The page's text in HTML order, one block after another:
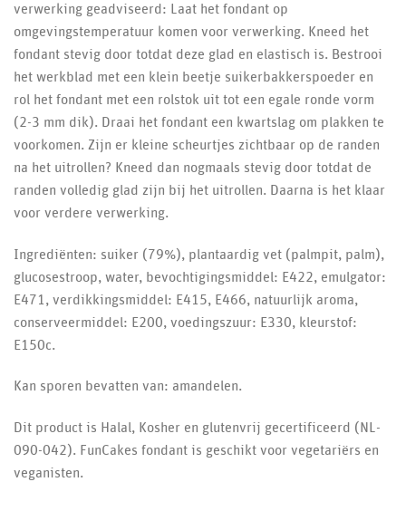
verwerking geadviseerd: Laat het fondant op
omgevingstemperatuur komen voor verwerking. Kneed het
fondant stevig door totdat deze glad en elastisch is. Bestrooi
het werkblad met een klein beetje suikerbakkerspoeder en
rol het fondant met een rolstok uit tot een egale ronde vorm
(2-3 mm dik). Draai het fondant een kwartslag om plakken te
voorkomen. Zijn er kleine scheurtjes zichtbaar op de randen
na het uitrollen? Kneed dan nogmaals stevig door totdat de
randen volledig glad zijn bij het uitrollen. Daarna is het klaar
voor verdere verwerking.
Ingrediënten: suiker (79%), plantaardig vet (palmpit, palm),
glucosestroop, water, bevochtigingsmiddel: E422, emulgator:
E471, verdikkingsmiddel: E415, E466, natuurlijk aroma,
conserveermiddel: E200, voedingszuur: E330, kleurstof:
E150c.
Kan sporen bevatten van: amandelen.
Dit product is Halal, Kosher en glutenvrij gecertificeerd (NL-
090-042). FunCakes fondant is geschikt voor vegetariërs en
veganisten.